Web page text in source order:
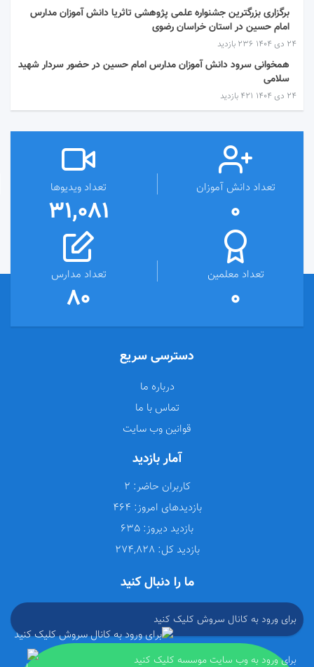
برگزاری بزرگترین جشنواره علمی پژوهشی تاثریا دانش آموزان مدارس
امام حسین در استان خراسان رضوی
۲۴ دی ۱۴۰۴ 236 بازدید
همخوانی سرود دانش آموزان مدارس امام حسین در حضور سردار شهید
سلامی
۲۴ دی ۱۴۰۴ 421 بازدید
تعداد دانش آموزان
0
تعداد ویدیوها
31,081
تعداد معلمین
0
تعداد مدارس
80
دسترسی سریع
درباره ما
تماس با ما
قوانین وب سایت
آمار بازدید
کاربران حاضر:
بازدیدهای امروز:
بازدید دیروز:
بازدید کل: 274,828
ما را دنبال کنید
برای ورود به کانال سروش کلیک کنید
برای ورود به وب سایت موسسه کلیک کنید